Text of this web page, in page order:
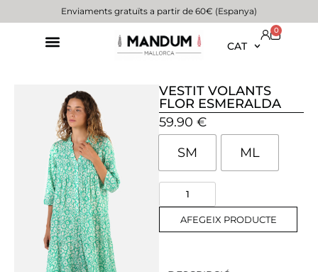
Enviaments gratuïts a partir de 60€ (Espanya)
CAT
0
VESTIT VOLANTS
FLOR ESMERALDA
59.90 €
SM
ML
AFEGEIX PRODUCTE